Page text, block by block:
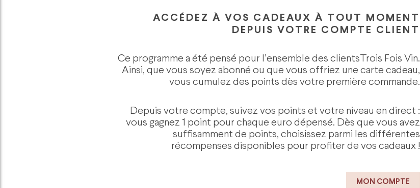
ACCÉDEZ À VOS CADEAUX À TOUT MOMENT
DEPUIS VOTRE COMPTE CLIENT
Ce programme a été pensé pour l’ensemble des clientsTrois Fois Vin.
Ainsi, que vous soyez abonné ou que vous offriez une carte cadeau,
vous cumulez des points dès votre première commande.
Depuis votre compte, suivez vos points et votre niveau en direct :
vous gagnez 1 point pour chaque euro dépensé. Dès que vous avez
suffisamment de points, choisissez parmi les différentes
récompenses disponibles pour profiter de vos cadeaux !
MON COMPTE